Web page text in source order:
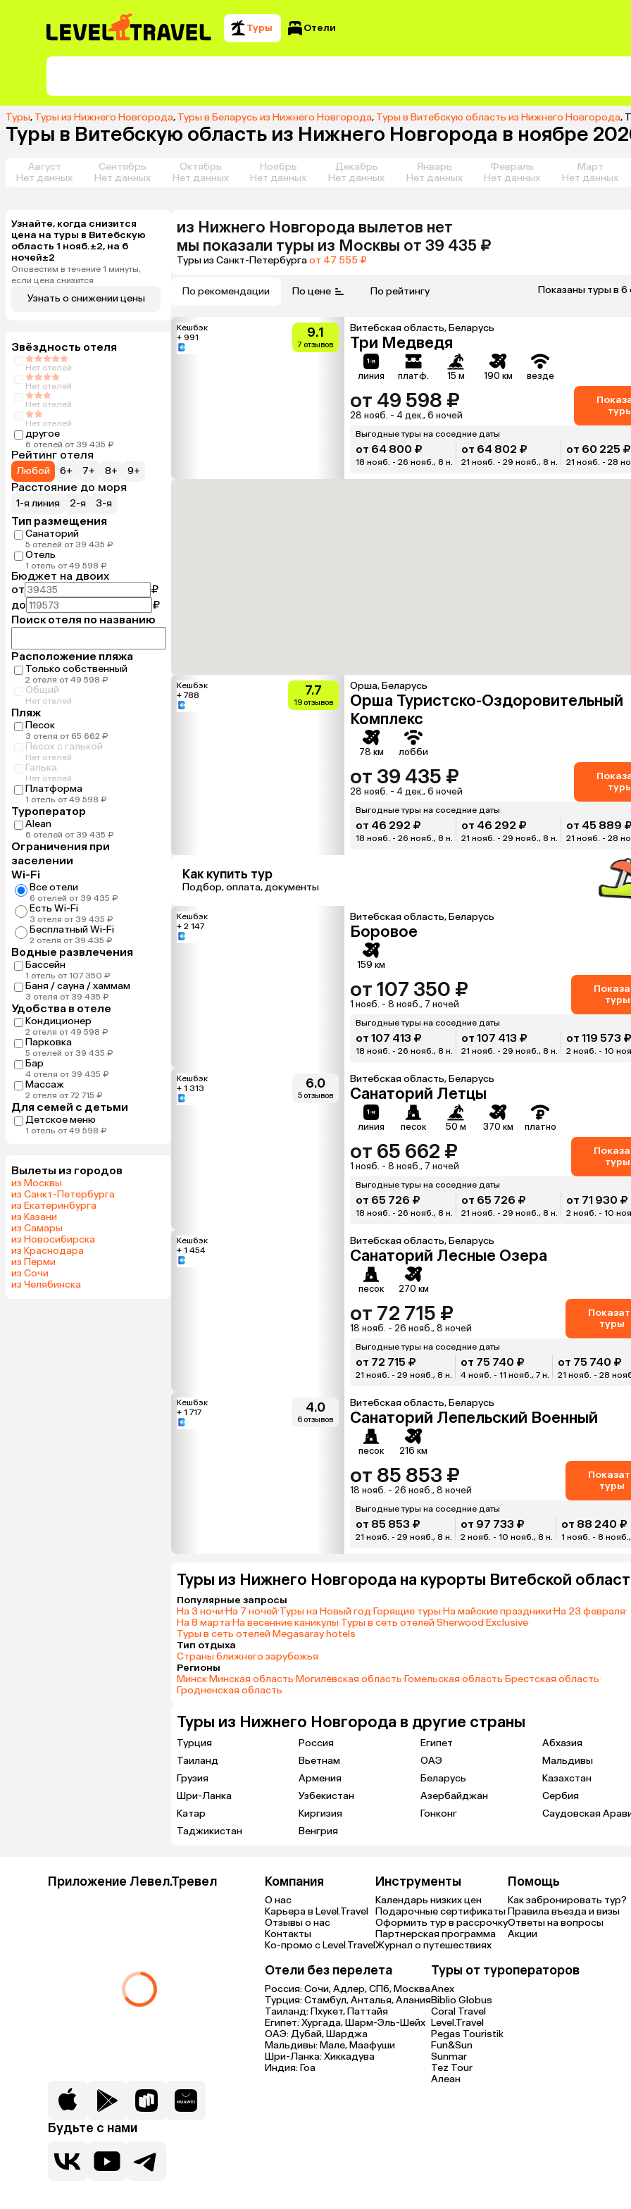
Туры Отели
Туры, Туры из Нижнего Новгорода, Туры в Беларусь из Нижнего Новгорода, Туры в Витебскую область из Нижнего Новгорода,
Туры в Витебскую область из Нижнего Новгорода в ноябре
Август
Нет данных
Сентябрь
Нет данных
Октябрь
Нет данных
Ноябрь
Нет данных
Декабрь
Нет данных
Январь
Нет данных
Февраль
Нет данных
Март
Нет данных
Узнайте, когда снизится
цена на туры в Витебскую
область 1 нояб.±2, на 6
ночей±2
Оповестим в течение 1 минуты,
если цена снизится
Узнать о снижении цены
Звёздность отеля
Нет отелей
Нет отелей
Нет отелей
Нет отелей
другое
6 отелей от 39 435 ₽
Рейтинг отеля
Любой 6+ 7+ 8+ 9+
Расстояние до моря
1-я линия 2-я 3-я
Тип размещения
Санаторий
5 отелей от 39 435 ₽
Отель
1 отель от 49 598 ₽
Бюджет на двоих
от
₽
до
₽
Поиск отеля по названию
Расположение пляжа
Только собственный
2 отеля от 49 598 ₽
Общий
Нет отелей
Пляж
Песок
3 отеля от 65 662 ₽
Песок с галькой
Нет отелей
Галька
Нет отелей
Платформа
1 отель от 49 598 ₽
Туроператор
Alean
6 отелей от 39 435 ₽
Ограничения при
заселении
Wi-Fi
Все отели
6 отелей от 39 435 ₽
Есть Wi-Fi
3 отеля от 39 435 ₽
Бесплатный Wi-Fi
2 отеля от 39 435 ₽
Водные развлечения
Бассейн
1 отель от 107 350 ₽
Баня / сауна / хаммам
3 отеля от 39 435 ₽
Удобства в отеле
Кондиционер
2 отеля от 49 598 ₽
Парковка
5 отелей от 39 435 ₽
Бар
4 отеля от 39 435 ₽
Массаж
2 отеля от 72 715 ₽
Для семей с детьми
Детское меню
1 отель от 49 598 ₽
Вылеты из городов
из Москвы
из Санкт-Петербурга
из Екатеринбурга
из Казани
из Самары
из Новосибирска
из Краснодара
из Перми
из Сочи
из Челябинска
из Нижнего Новгорода вылетов нет
мы показали туры из Москвы от 39 435 ₽
Туры из Санкт-Петербургаот 47 555 ₽
По рекомендации По цене По рейтингу Показаны туры в 6
Кешбэк
+ 991
9.1
7 отзывов
Витебская область, Беларусь
Три Медведя
линия платф. 15 м 190 км везде
от 49 598 ₽
28 нояб. - 4 дек., 6 ночей
Выгодные туры на соседние даты
от 64 800 ₽
18 нояб. - 26 нояб., 8 н.
от 64 802 ₽
21 нояб. - 29 нояб., 8 н.
от 60 225 ₽
21 нояб. - 28
Кешбэк
+ 788
7.7
19 отзывов
Орша, Беларусь
Орша Туристско-Оздоровительный
Комплекс
78 км лобби
от 39 435 ₽
28 нояб. - 4 дек., 6 ночей
Выгодные туры на соседние даты
от 46 292 ₽
18 нояб. - 26 нояб., 8 н.
от 46 292 ₽
21 нояб. - 29 нояб., 8 н.
от 45 889 ₽
21 нояб. - 28
Как купить тур
Подбор, оплата, документы
Кешбэк
+ 2 147
Витебская область, Беларусь
Боровое
159 км
от 107 350 ₽
1 нояб. - 8 нояб., 7 ночей
туры
Выгодные туры на соседние даты
от 107 413 ₽
18 нояб. - 26 нояб., 8 н.
от 107 413 ₽
21 нояб. - 29 нояб., 8 н.
от 119 573 ₽
2 нояб. - 10
Кешбэк
+ 1 313
6.0
5 отзывов
Витебская область, Беларусь
Санаторий Летцы
линия песок 50 м 370 км платно
от 65 662 ₽
1 нояб. - 8 нояб., 7 ночей
туры
Выгодные туры на соседние даты
от 65 726 ₽
18 нояб. - 26 нояб., 8 н.
от 65 726 ₽
21 нояб. - 29 нояб., 8 н.
от 71 930 ₽
2 нояб. - 10
Кешбэк
+ 1 454
Витебская область, Беларусь
Санаторий Лесные Озера
песок 270 км
от 72 715 ₽
18 нояб. - 26 нояб., 8 ночей
туры
Выгодные туры на соседние даты
от 72 715 ₽
21 нояб. - 29 нояб., 8 н.
от 75 740 ₽
4 нояб. - 11 нояб., 7 н.
от 75 740 ₽
21 нояб. - 28
Кешбэк
+ 1 717
4.0
6 отзывов
Витебская область, Беларусь
Санаторий Лепельский Военный
песок 216 км
от 85 853 ₽
18 нояб. - 26 нояб., 8 ночей
туры
Выгодные туры на соседние даты
от 85 853 ₽
21 нояб. - 29 нояб., 8 н.
от 97 733 ₽
2 нояб. - 10 нояб., 8 н.
от 88 240 ₽
1 нояб. - 8 нояб.,
Туры из Нижнего Новгорода на курорты Витебской
Популярные запросы
На 3 ночи·На 7 ночей·Туры на Новый год·Горящие туры·На майские праздники·На 23 февраля·
На 8 марта·На весенние каникулы·Туры в сеть отелей Sherwood Exclusive·
Туры в сеть отелей Megasaray hotels
Тип отдыха
Страны ближнего зарубежья
Регионы
Минск·Минская область·Могилёвская область·Гомельская область·Брестская область·
Гродненская область
Туры из Нижнего Новгорода в другие страны
Турция Россия Египет
Абхазия
Таиланд
Вьетнам ОАЭ
Мальдивы
Грузия
Армения Беларусь
Казахстан
Шри-Ланка
Узбекистан Азербайджан
Сербия
Катар
Киргизия Гонконг
Саудовская
Таджикистан
Венгрия
Приложение Левел.Тревел
Будьте с нами
Компания
О нас
Карьера в Level.Travel
Отзывы о нас
Контакты
Ко-промо с Level.Travel
Инструменты
Календарь низких цен
Подарочные сертификаты
Оформить тур в рассрочку
Партнерская программа
Журнал о путешествиях
Помощь
Как забронировать тур?
Правила въезда и визы
Ответы на вопросы
Акции
Отели без перелета
Россия:Сочи,Адлер,СПб,Москва
Турция:Стамбул,Анталья,Алания
Таиланд:Пхукет,Паттайя
Египет:Хургада,Шарм-Эль-Шейх
ОАЭ:Дубай,Шарджа
Мальдивы:Мале,Маафуши
Шри-Ланка:Хиккадува
Индия:Гоа
Туры от туроператоров
Anex
Biblio Globus
Coral Travel
Level.Travel
Pegas Touristik
Fun&Sun
Sunmar
Tez Tour
Алеан